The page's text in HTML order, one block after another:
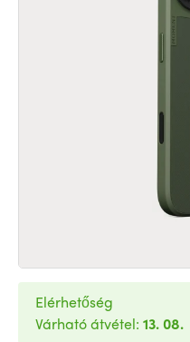
Elérhetőség
Várható átvétel: 13. 08.